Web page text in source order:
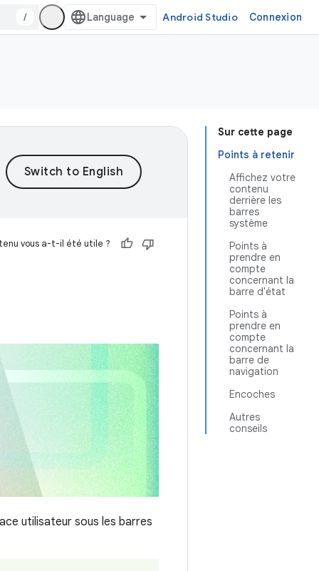
/ Android Studio Connexion
Sur cette page
Points à retenir
Affichez votre
contenu
derrière les
barres
système
Points à
prendre en
compte
concernant la
barre d'état
Points à
prendre en
compte
concernant la
barre de
navigation
Encoches
Autres
conseils
vous a-t-il été utile ?
utilisateur sous les barres